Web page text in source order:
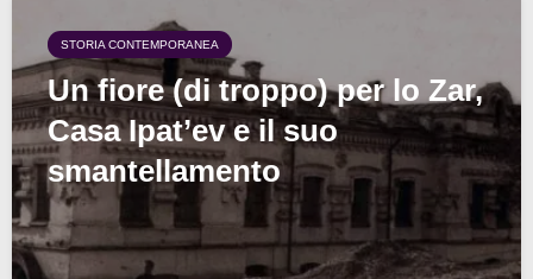
STORIA CONTEMPORANEA
Un fiore (di troppo) per lo Zar,
Casa Ipat’ev e il suo
smantellamento